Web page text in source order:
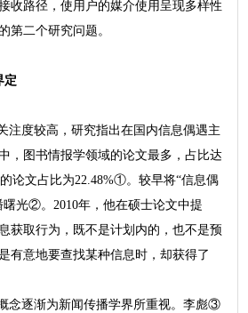
收路径，使用户的媒介使用呈现多样性
第二个研究问题。
定
注度较高，研究指出在国内信息偶遇主
，图书情报学领域的论文最多，占比达
论文占比为22.48%①。较早将“信息偶
曙光②。2010年，他在硕士论文中提
获取行为，既不是计划内的，也不是预
有意地要查找某种信息时，却获得了
念逐渐为新闻传播学界所重视。李彪③